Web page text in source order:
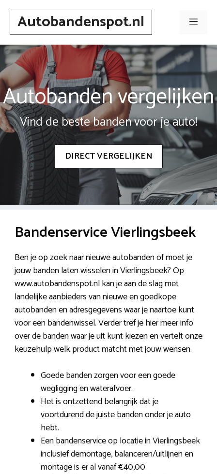
Spring
inhoudAutobandenspot.nl Menu
Autobanden vergelijken
Vind de beste banden voor je auto!
DIRECT VERGELIJKEN
Bandenservice Vierlingsbeek
Ben je op zoek naar nieuwe autobanden of moet je
jouw banden laten wisselen in Vierlingsbeek? Op
www.autobandenspot.nl kan je aan de slag met
landelijke aanbieders van nieuwe en goedkope
autobanden en adresgegevens waar je naartoe kunt
voor een bandenwissel. Verder tref je hier meer info
over de banden waar je uit kunt kiezen en vertelt onze
keuzehulp welk product matcht met jouw wensen.
Goede banden zorgen voor een goede
wegligging en waterafvoer.
Het is ontzettend belangrijk dat je
voortdurend de juiste banden onder je auto
hebt.
Een bandenservice op locatie in Vierlingsbeek
inclusief demontage, balanceren/uitlijnen en
montage is er al vanaf €40,00.